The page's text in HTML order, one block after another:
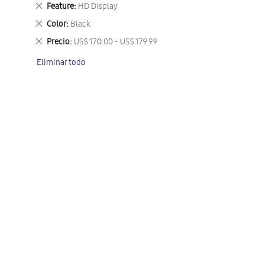
artículo
Feature HD Display
Eliminar
este
artículo
Color Black
Eliminar
este
artículo
Precio US$ 170.00 - US$ 179.99
Eliminar
artículo
Eliminar todo